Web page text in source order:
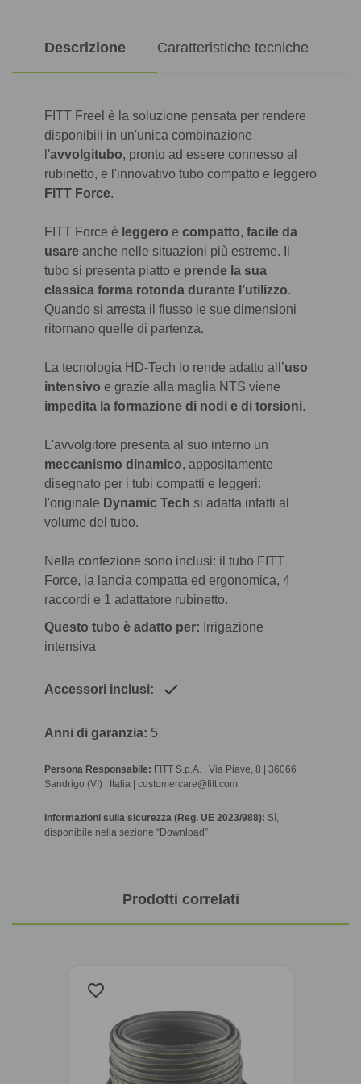
Descrizione Caratteristiche tecniche
FITT Freel è la soluzione pensata per rendere
disponibili in un'unica combinazione
l'avvolgitubo, pronto ad essere connesso al
rubinetto, e l'innovativo tubo compatto e leggero
FITT Force.
FITT Force è leggero e compatto, facile da
usare anche nelle situazioni più estreme. Il
tubo si presenta piatto e prende la sua
classica forma rotonda durante l’utilizzo.
Quando si arresta il flusso le sue dimensioni
ritornano quelle di partenza.
La tecnologia HD-Tech lo rende adatto all’uso
intensivo e grazie alla maglia NTS viene
impedita la formazione di nodi e di torsioni.
L'avvolgitore presenta al suo interno un
meccanismo dinamico, appositamente
disegnato per i tubi compatti e leggeri:
l'originale Dynamic Tech si adatta infatti al
volume del tubo.
Nella confezione sono inclusi: il tubo FITT
Force, la lancia compatta ed ergonomica, 4
raccordi e 1 adattatore rubinetto.
Questo tubo è adatto per: Irrigazione
intensiva
Accessori inclusi:
Anni di garanzia: 5
Persona Responsabile: FITT S.p.A. | Via Piave, 8 | 36066
Sandrigo (VI) | Italia | customercare@fitt.com
Informazioni sulla sicurezza (Reg. UE 2023/988): Sì,
disponibile nella sezione “Download”
Prodotti correlati
favorite_border